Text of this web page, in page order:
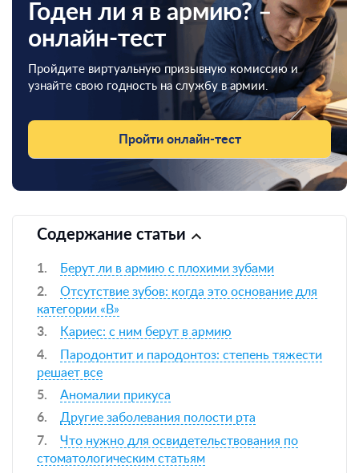
Годен ли я в армию? –
онлайн-тест
Пройдите виртуальную призывную комиссию и
узнайте свою годность на службу в армии.
Пройти онлайн-тест
Содержание статьи
Берут ли в армию с плохими зубами
Отсутствие зубов: когда это основание для
категории «В»
Кариес: с ним берут в армию
Пародонтит и пародонтоз: степень тяжести
решает все
Аномалии прикуса
Другие заболевания полости рта
Что нужно для освидетельствования по
стоматологическим статьям